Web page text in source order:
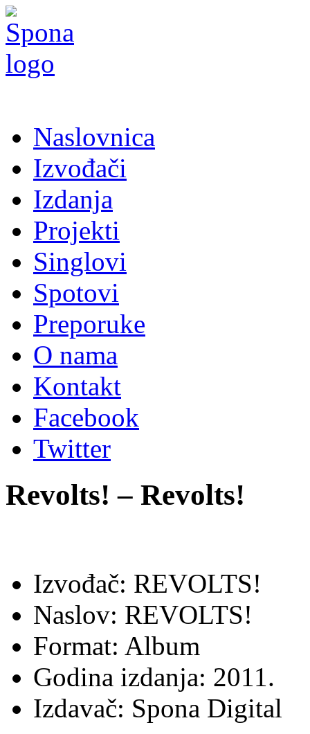
Naslovnica
Izvođači
Izdanja
Projekti
Singlovi
Spotovi
Preporuke
O nama
Kontakt
Facebook
Twitter
Revolts! – Revolts!
Izvođač: REVOLTS!
Naslov: REVOLTS!
Format: Album
Godina izdanja: 2011.
Izdavač: Spona Digital